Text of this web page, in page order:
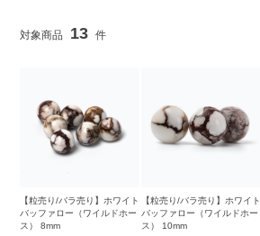
13
【粒売り/バラ売り】ホワイト
バッファロー（ワイルドホー
ス） 8mm
【粒売り/バラ売り】ホワイト
バッファロー（ワイルドホー
ス） 10mm